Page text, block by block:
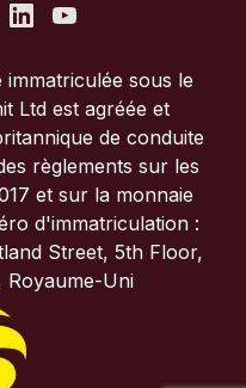
sous le
Ltd est agréée et
de conduite
règlements sur les
et sur la monnaie
d'immatriculation :
Street, 5th Floor,
Royaume-Uni